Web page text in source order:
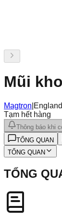
Mũi
Magtron England
Tạm hết hàng
Thông báo khi
TỔNG QUAN
TỔNG QUAN
TỔNG